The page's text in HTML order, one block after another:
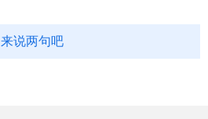
来说两句吧